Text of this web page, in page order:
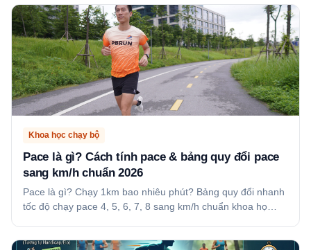
Khoa học chạy bộ
Pace là gì? Cách tính pace & bảng quy đổi pace
sang km/h chuẩn 2026
Pace là gì? Chạy 1km bao nhiêu phút? Bảng quy đổi nhanh
tốc độ chạy pace 4, 5, 6, 7, 8 sang km/h chuẩn khoa họ…